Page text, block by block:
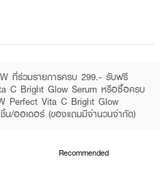
ที่ร่วมรายการครบ 299.- รับฟรี
C Bright Glow Serum หรือซื้อครบ
Perfect Vita C Bright Glow
น/ออเดอร์ (ของแถมมีจำนวนจำกัด)
Recommended